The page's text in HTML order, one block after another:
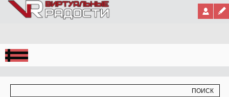
Jump to Navigation